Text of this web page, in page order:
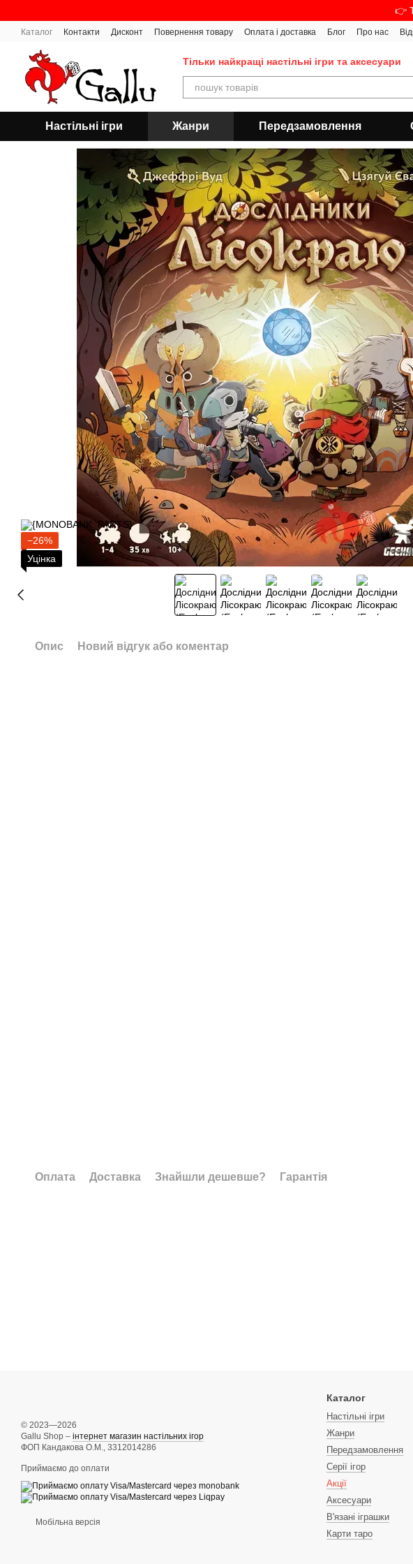
👉
Каталог Контакти Дисконт Повернення товару Оплата і доставка Блог Про нас
Тільки найкращі настільні ігри та аксесуари
Настільні ігри Жанри Передзамовлення
−26%
Уцінка
Опис Новий відгук або коментар
Оплата Доставка Знайшли дешевше? Гарантія
© 2023—2026
Gallu Shop – інтернет магазин настільних ігор
ФОП Кандакова О.М., 3312014286
Приймаємо до оплати
Мобільна версія
Каталог
Настільні ігри
Жанри
Передзамовлення
Серії ігор
Акції
Аксесуари
В'язані іграшки
Карти таро